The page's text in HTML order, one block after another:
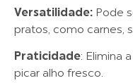
Versatilidade: Pode
pratos, como carnes,
Praticidade: Elimina
picar alho fresco.